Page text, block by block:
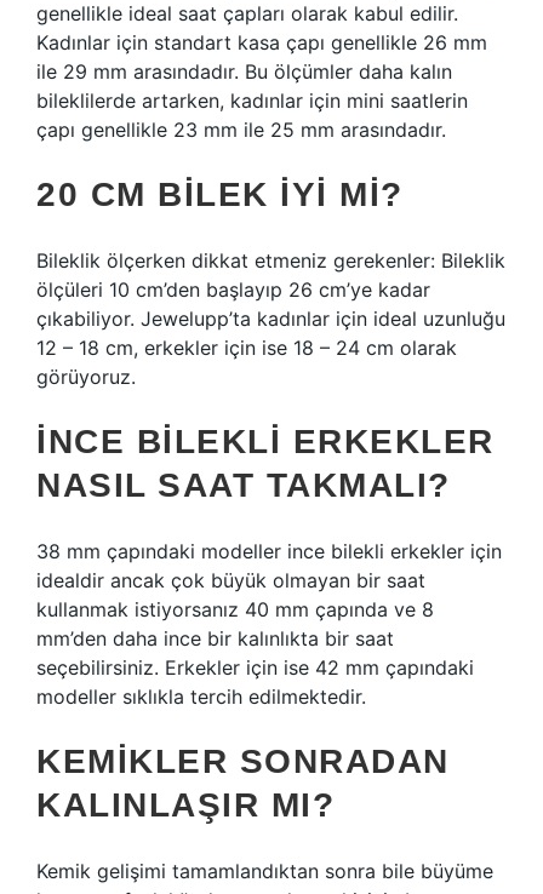
genellikle ideal saat çapları olarak kabul edilir.
Kadınlar için standart kasa çapı genellikle 26 mm
ile 29 mm arasındadır. Bu ölçümler daha kalın
bileklilerde artarken, kadınlar için mini saatlerin
çapı genellikle 23 mm ile 25 mm arasındadır.
20 CM BILEK IYI MI?
Bileklik ölçerken dikkat etmeniz gerekenler: Bileklik
ölçüleri 10 cm’den başlayıp 26 cm’ye kadar
çıkabiliyor. Jewelupp’ta kadınlar için ideal uzunluğu
12 – 18 cm, erkekler için ise 18 – 24 cm olarak
görüyoruz.
İNCE BILEKLI ERKEKLER
NASIL SAAT TAKMALI?
38 mm çapındaki modeller ince bilekli erkekler için
idealdir ancak çok büyük olmayan bir saat
kullanmak istiyorsanız 40 mm çapında ve 8
mm’den daha ince bir kalınlıkta bir saat
seçebilirsiniz. Erkekler için ise 42 mm çapındaki
modeller sıklıkla tercih edilmektedir.
KEMIKLER SONRADAN
KALINLAŞIR MI?
Kemik gelişimi tamamlandıktan sonra bile büyüme